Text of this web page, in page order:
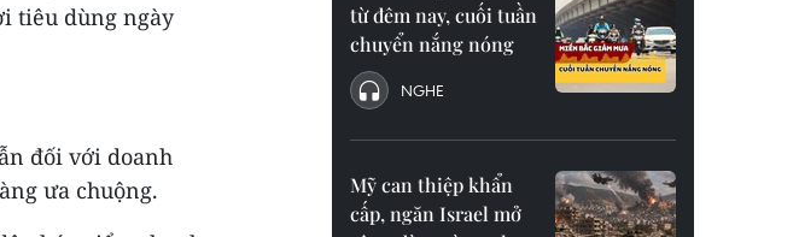
tiêu dùng ngày
đối với doanh
ưa chuộng.
từ đêm nay, cuối tuần
chuyển nắng nóng
NGHE
Mỹ can thiệp khẩn
cấp, ngăn Israel mở